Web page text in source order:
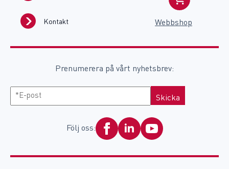
Kontakt Webbshop
Prenumerera på vårt nyhetsbrev:
Följ oss: